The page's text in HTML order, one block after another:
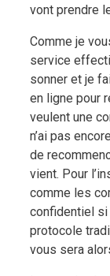
vont prendre
Comme je
service
sonner et je
en ligne pour
veulent une
n’ai pas
de
vient. Pour
comme les
confidentiel si
protocole
vous sera